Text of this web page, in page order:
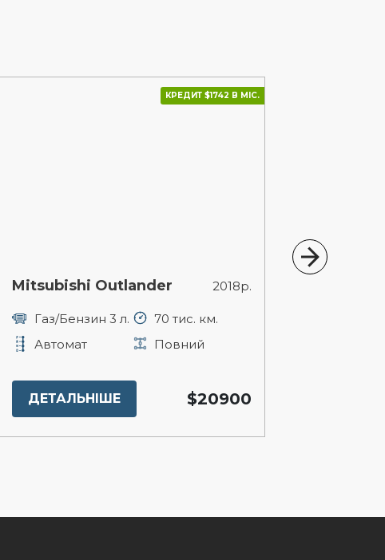
КРЕДИТ $1742 В МІС.
Mitsubishi Outlander 2018р.
Газ/Бензин 3 л.
70 тис. км.
Автомат
Повний
ДЕТАЛЬНІШЕ $20900